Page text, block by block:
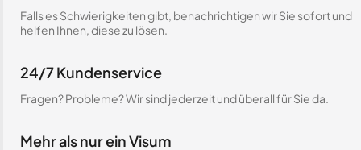
Falls es Schwierigkeiten gibt, benachrichtigen wir Sie sofort und
helfen Ihnen, diese zu lösen.
24/7 Kundenservice
Fragen? Probleme? Wir sind jederzeit und überall für Sie da.
Mehr als nur ein Visum